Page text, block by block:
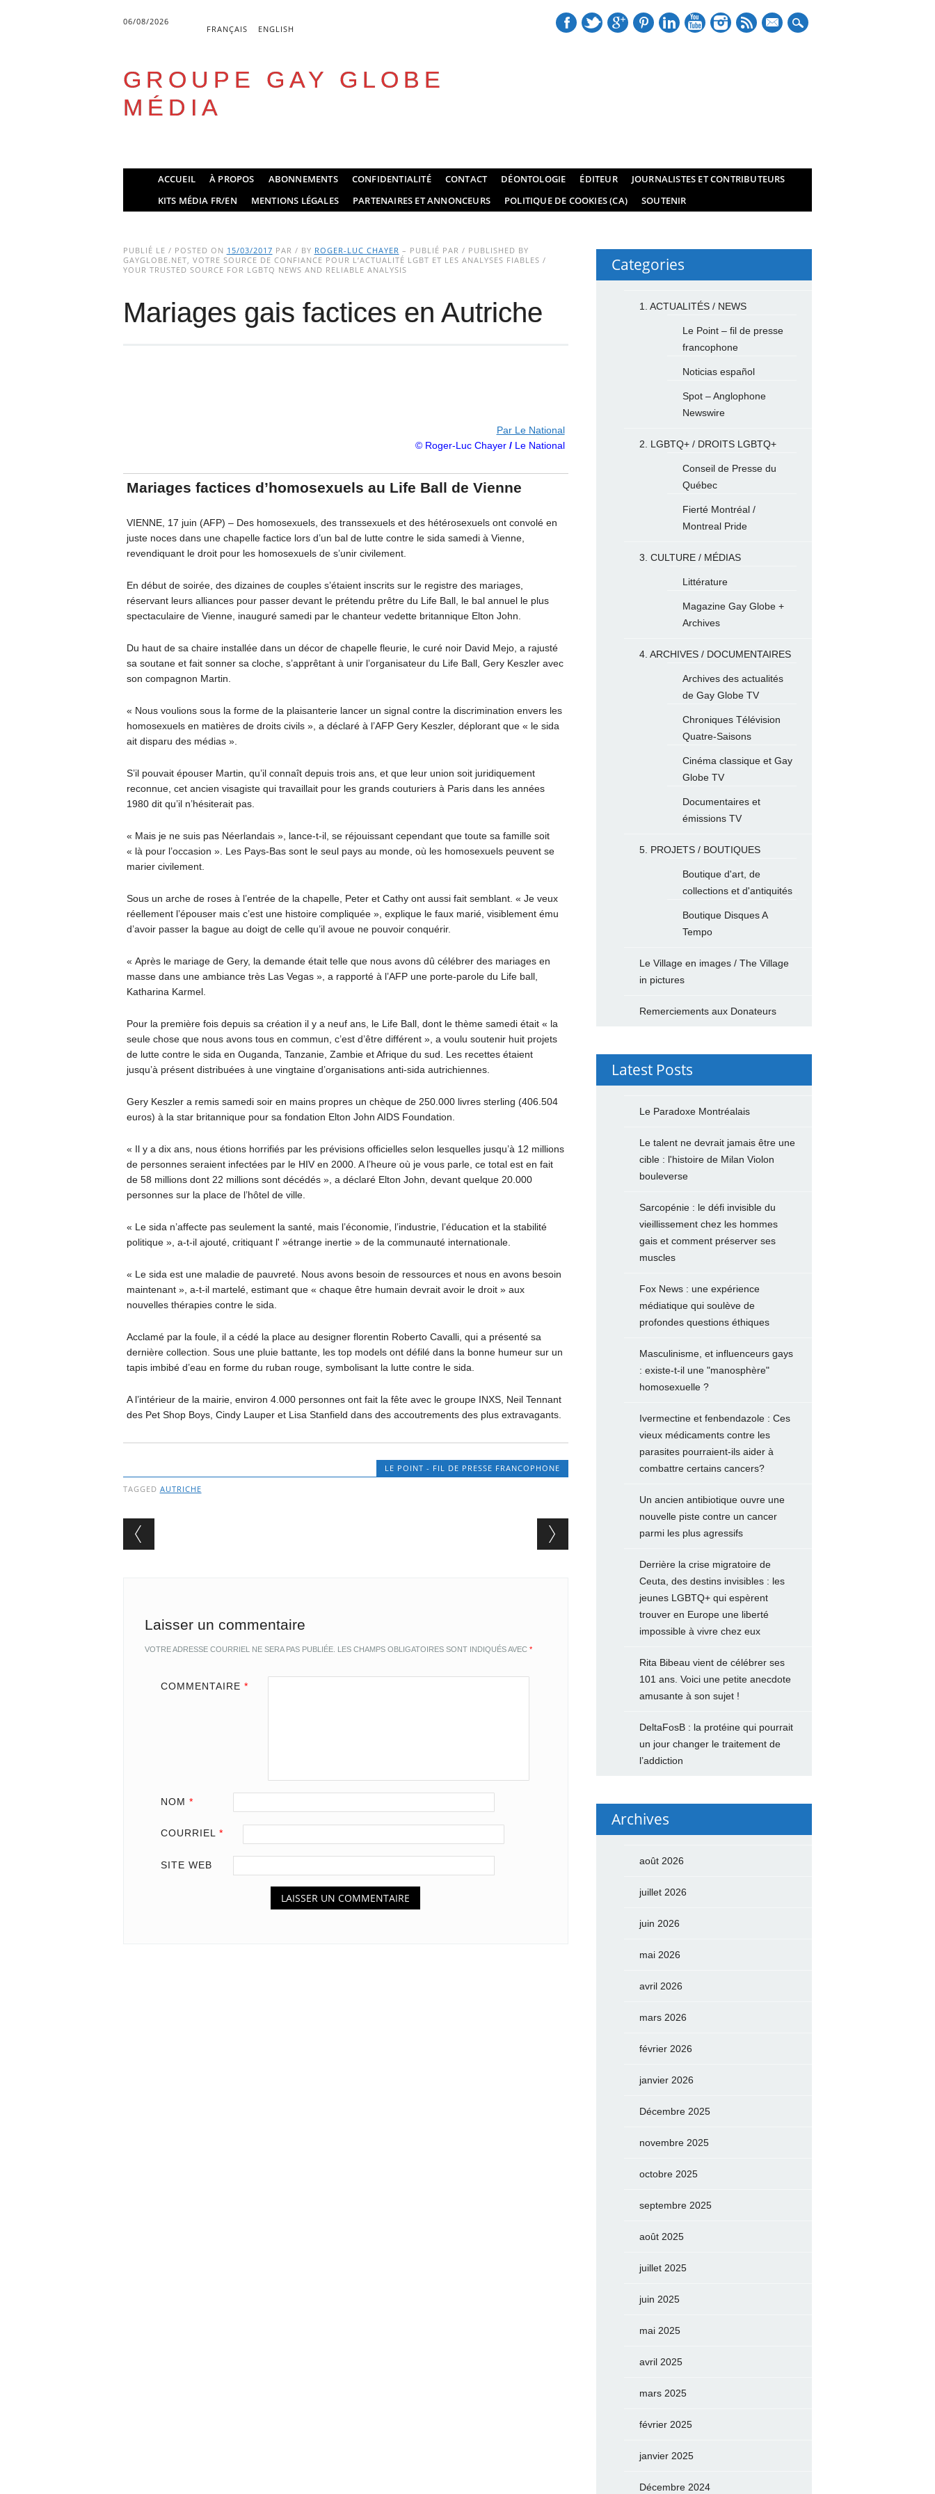
06/08/2026
FRANÇAIS ENGLISH
mail
GROUPE GAY GLOBE
MÉDIA
Main menu
ACCUEIL À PROPOS ABONNEMENTS CONFIDENTIALITÉ CONTACT DÉONTOLOGIE ÉDITEUR
JOURNALISTES ET CONTRIBUTEURS
KITS MÉDIA FR/EN
MENTIONS LÉGALES PARTENAIRES ET ANNONCEURS POLITIQUE DE COOKIES (CA) SOUTENIR
PUBLIÉ LE / POSTED ON 15/03/2017 PAR / BY ROGER-LUC CHAYER – PUBLIÉ PAR / PUBLISHED BY
GAYGLOBE.NET, VOTRE SOURCE DE CONFIANCE POUR L’ACTUALITÉ LGBT ET LES ANALYSES FIABLES /
YOUR TRUSTED SOURCE FOR LGBTQ NEWS AND RELIABLE ANALYSIS
Mariages gais factices en Autriche
Par Le National
© Roger-Luc Chayer/Le National
Mariages factices d’homosexuels au Life Ball de Vienne
VIENNE, 17 juin (AFP) – Des homosexuels, des transsexuels et des hétérosexuels ont convolé en
juste noces dans une chapelle factice lors d’un bal de lutte contre le sida samedi à Vienne,
revendiquant le droit pour les homosexuels de s’unir civilement.
En début de soirée, des dizaines de couples s’étaient inscrits sur le registre des mariages,
réservant leurs alliances pour passer devant le prétendu prêtre du Life Ball, le bal annuel le plus
spectaculaire de Vienne, inauguré samedi par le chanteur vedette britannique Elton John.
Du haut de sa chaire installée dans un décor de chapelle fleurie, le curé noir David Mejo, a rajusté
sa soutane et fait sonner sa cloche, s’apprêtant à unir l’organisateur du Life Ball, Gery Keszler avec
son compagnon Martin.
« Nous voulions sous la forme de la plaisanterie lancer un signal contre la discrimination envers les
homosexuels en matières de droits civils », a déclaré à l’AFP Gery Keszler, déplorant que « le sida
ait disparu des médias ».
S’il pouvait épouser Martin, qu’il connaît depuis trois ans, et que leur union soit juridiquement
reconnue, cet ancien visagiste qui travaillait pour les grands couturiers à Paris dans les années
1980 dit qu’il n’hésiterait pas.
« Mais je ne suis pas Néerlandais », lance-t-il, se réjouissant cependant que toute sa famille soit
« là pour l’occasion ». Les Pays-Bas sont le seul pays au monde, où les homosexuels peuvent se
marier civilement.
Sous un arche de roses à l’entrée de la chapelle, Peter et Cathy ont aussi fait semblant. « Je veux
réellement l’épouser mais c’est une histoire compliquée », explique le faux marié, visiblement ému
d’avoir passer la bague au doigt de celle qu’il avoue ne pouvoir conquérir.
« Après le mariage de Gery, la demande était telle que nous avons dû célébrer des mariages en
masse dans une ambiance très Las Vegas », a rapporté à l’AFP une porte-parole du Life ball,
Katharina Karmel.
Pour la première fois depuis sa création il y a neuf ans, le Life Ball, dont le thème samedi était « la
seule chose que nous avons tous en commun, c’est d’être différent », a voulu soutenir huit projets
de lutte contre le sida en Ouganda, Tanzanie, Zambie et Afrique du sud. Les recettes étaient
jusqu’à présent distribuées à une vingtaine d’organisations anti-sida autrichiennes.
Gery Keszler a remis samedi soir en mains propres un chèque de 250.000 livres sterling (406.504
euros) à la star britannique pour sa fondation Elton John AIDS Foundation.
« Il y a dix ans, nous étions horrifiés par les prévisions officielles selon lesquelles jusqu’à 12 millions
de personnes seraient infectées par le HIV en 2000. A l’heure où je vous parle, ce total est en fait
de 58 millions dont 22 millions sont décédés », a déclaré Elton John, devant quelque 20.000
personnes sur la place de l’hôtel de ville.
« Le sida n’affecte pas seulement la santé, mais l’économie, l’industrie, l’éducation et la stabilité
politique », a-t-il ajouté, critiquant l' »étrange inertie » de la communauté internationale.
« Le sida est une maladie de pauvreté. Nous avons besoin de ressources et nous en avons besoin
maintenant », a-t-il martelé, estimant que « chaque être humain devrait avoir le droit » aux
nouvelles thérapies contre le sida.
Acclamé par la foule, il a cédé la place au designer florentin Roberto Cavalli, qui a présenté sa
dernière collection. Sous une pluie battante, les top models ont défilé dans la bonne humeur sur un
tapis imbibé d’eau en forme du ruban rouge, symbolisant la lutte contre le sida.
A l’intérieur de la mairie, environ 4.000 personnes ont fait la fête avec le groupe INXS, Neil Tennant
des Pet Shop Boys, Cindy Lauper et Lisa Stanfield dans des accoutrements des plus extravagants.
LE POINT - FIL DE PRESSE FRANCOPHONE
TAGGED AUTRICHE
Post navigation
Laisser un commentaire
VOTRE ADRESSE COURRIEL NE SERA PAS PUBLIÉE. LES CHAMPS OBLIGATOIRES SONT INDIQUÉS AVEC *
COMMENTAIRE *
NOM *
COURRIEL *
SITE WEB
Categories
1. ACTUALITÉS / NEWS
Le Point – fil de presse
francophone
Noticias español
Spot – Anglophone
Newswire
2. LGBTQ+ / DROITS LGBTQ+
Conseil de Presse du
Québec
Fierté Montréal /
Montreal Pride
3. CULTURE / MÉDIAS
Littérature
Magazine Gay Globe +
Archives
4. ARCHIVES / DOCUMENTAIRES
Archives des actualités
de Gay Globe TV
Chroniques Télévision
Quatre-Saisons
Cinéma classique et Gay
Globe TV
Documentaires et
émissions TV
5. PROJETS / BOUTIQUES
Boutique d'art, de
collections et d'antiquités
Boutique Disques A
Tempo
Le Village en images / The Village
in pictures
Remerciements aux Donateurs
Latest Posts
Le Paradoxe Montréalais
Le talent ne devrait jamais être une
cible : l'histoire de Milan Violon
bouleverse
Sarcopénie : le défi invisible du
vieillissement chez les hommes
gais et comment préserver ses
muscles
Fox News : une expérience
médiatique qui soulève de
profondes questions éthiques
Masculinisme, et influenceurs gays
: existe-t-il une "manosphère"
homosexuelle ?
Ivermectine et fenbendazole : Ces
vieux médicaments contre les
parasites pourraient-ils aider à
combattre certains cancers?
Un ancien antibiotique ouvre une
nouvelle piste contre un cancer
parmi les plus agressifs
Derrière la crise migratoire de
Ceuta, des destins invisibles : les
jeunes LGBTQ+ qui espèrent
trouver en Europe une liberté
impossible à vivre chez eux
Rita Bibeau vient de célébrer ses
101 ans. Voici une petite anecdote
amusante à son sujet !
DeltaFosB : la protéine qui pourrait
un jour changer le traitement de
l’addiction
Archives
août 2026
juillet 2026
juin 2026
mai 2026
avril 2026
mars 2026
février 2026
janvier 2026
Décembre 2025
novembre 2025
octobre 2025
septembre 2025
août 2025
juillet 2025
juin 2025
mai 2025
avril 2025
mars 2025
février 2025
janvier 2025
Décembre 2024